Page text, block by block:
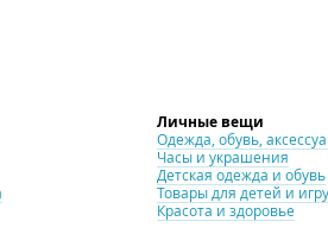
Личные вещи
Одежда, обувь,
Часы и украшения
Детская одежда и обувь
Товары для детей и
Красота и здоровье